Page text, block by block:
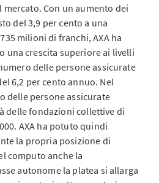
Con un aumento dei
del 3,9 per cento a una
milioni di franchi, AXA ha
una crescita superiore ai livelli
delle persone assicurate
6,2 per cento annuo. Nel
delle persone assicurate
delle fondazioni collettive di
AXA ha potuto quindi
la propria posizione di
computo anche la
autonome la platea si allarga